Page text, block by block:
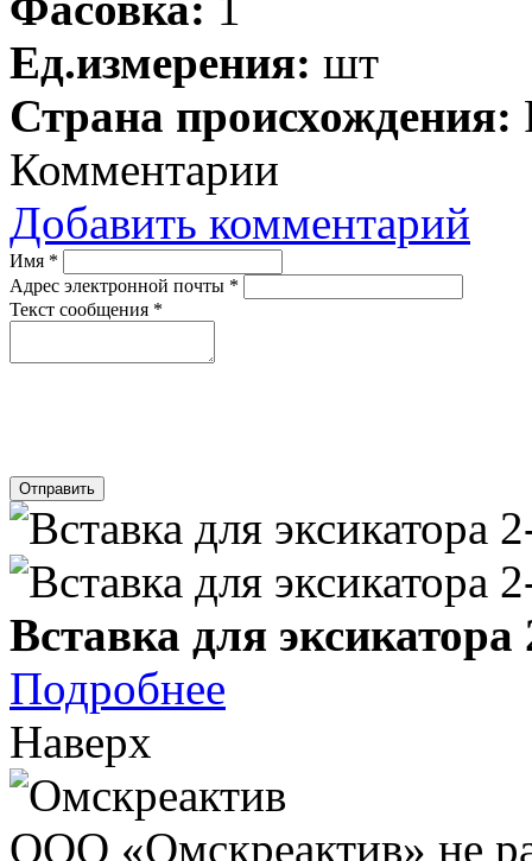
Ед.измерения: шт
Страна происхождения:
Комментарии
Добавить комментарий
Имя *
Адрес электронной почты *
Текст сообщения *
Отправить
Вставка для
Подробнее
Наверх
ООО «Омскреактив» не